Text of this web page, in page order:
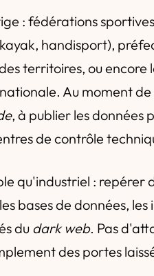
: fédérations
handisport),
territoires, ou
Au moment
, à publier les données
de contrôle
qu'industriel : repérer
bases de données, les
du dark web. Pas
des portes